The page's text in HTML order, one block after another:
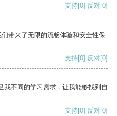
支持[0] 反对[0]
带来了无限的流畅体验和安全性保
支持[0] 反对[0]
我不同的学习需求，让我能够找到自
支持[0] 反对[0]